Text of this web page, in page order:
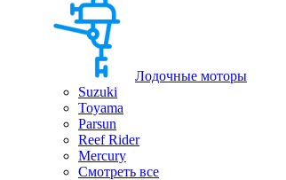
Лодочные моторы
Suzuki
Toyama
Parsun
Reef Rider
Mercury
Смотреть все